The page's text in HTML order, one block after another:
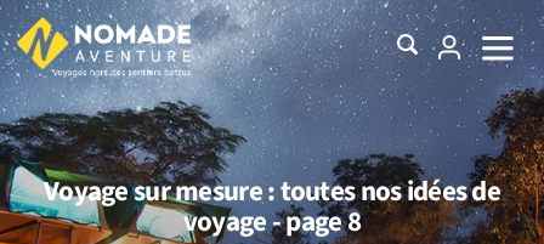
Voyage sur mesure : toutes nos idées de
voyage - page 8